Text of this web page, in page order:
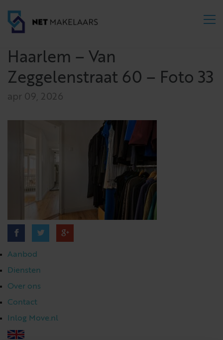
Haarlem – Van
Zeggelenstraat 60 – Foto 33
apr 09, 2026
Aanbod
Diensten
Over ons
Contact
Inlog Move.nl